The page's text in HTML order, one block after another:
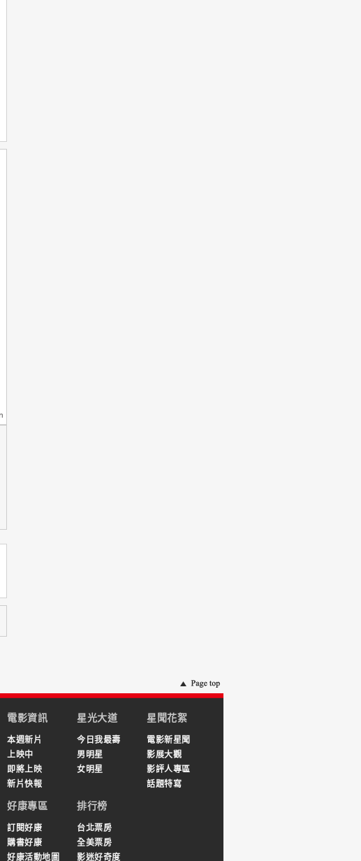
電影資訊
本週新片
上映中
即將上映
新片快報
星光大道
今日我最壽
男明星
女明星
星聞花絮
電影新星聞
影展大觀
影評人專區
話題特寫
好康專區
訂閱好康
購書好康
好康活動地圖
排行榜
台北票房
全美票房
影迷好奇度